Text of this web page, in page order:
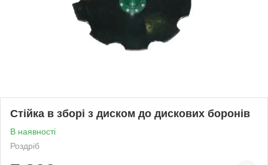
Стійка в зборі з диском до дискових боронів
В наявності
Роздріб